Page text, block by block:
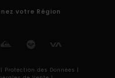
votre Région
Protection des Données |